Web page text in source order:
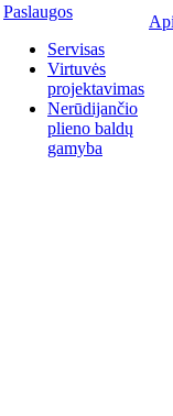
Paslaugos
Servisas
Virtuvės
projektavimas
Nerūdijančio
plieno baldų
gamyba